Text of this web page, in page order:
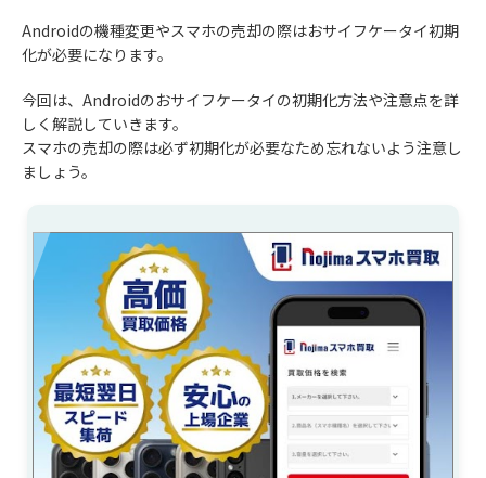
Androidの機種変更やスマホの売却の際はおサイフケータイ初期
化が必要になります。
今回は、Androidのおサイフケータイの初期化方法や注意点を詳
しく解説していきます。
スマホの売却の際は必ず初期化が必要なため忘れないよう注意し
ましょう。